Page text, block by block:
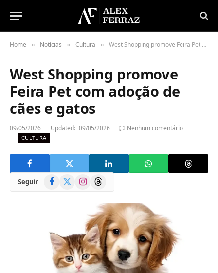
Home » Notícias » Cultura » West Shopping promove Feira Pet com adoção de cães e gatos
West Shopping promove
Feira Pet com adoção de
cães e gatos
09/05/2026 Updated: 09/05/2026 Nenhum comentário
CULTURA
Seguir Facebook
(Twitter)
InstagramThreads